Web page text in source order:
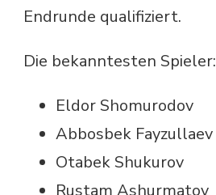
Endrunde qualifiziert.
Die bekanntesten Spieler:
Eldor Shomurodov
Abbosbek Fayzullaev
Otabek Shukurov
Rustam Ashurmatov